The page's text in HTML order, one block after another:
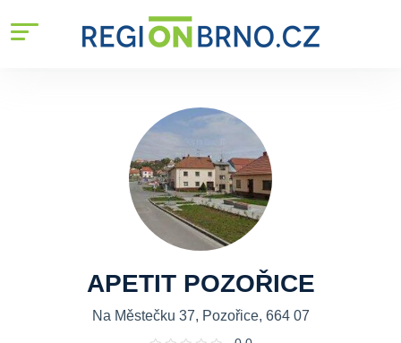
APETIT POZOŘICE
Na Městečku 37, Pozořice, 664 07